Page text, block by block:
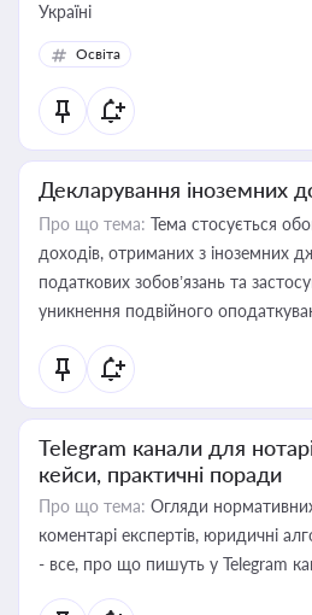
Україні
Освіта
Декларування іноземних
Про що тема: Тема стосується
доходів, отриманих з іноземних
податкових зобов’язань та
уникнення подвійного
Telegram канали для
кейси, практичні поради
Про що тема: Огляди
коментарі експертів, юридичні
- все, про що пишуть у Telegram